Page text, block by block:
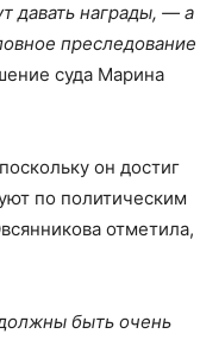
давать награды, — а
преследование
суда Марина
он достиг
по политическим
отметила,
быть очень